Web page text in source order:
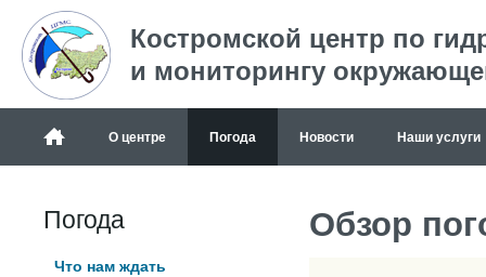
Костромской центр по
и мониторингу
О центре Погода Новости Наши услуги
Обзор
Погода
Что нам ждать